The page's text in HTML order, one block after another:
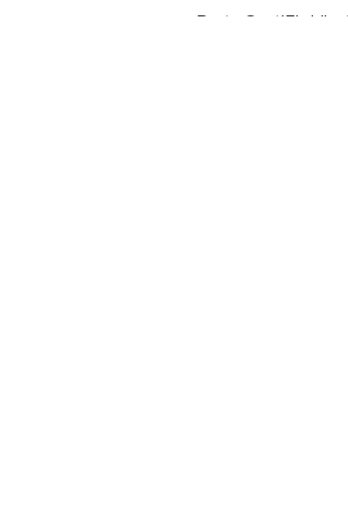
Porto Sant’Elpidio,